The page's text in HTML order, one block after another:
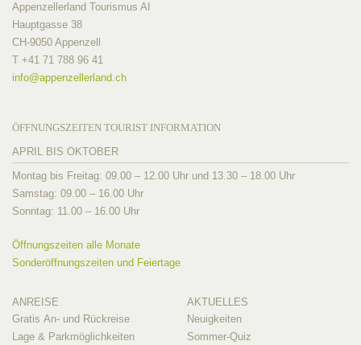
Appenzellerland Tourismus AI
Hauptgasse 38
CH-9050 Appenzell
T +41 71 788 96 41
info@appenzellerland.ch
ÖFFNUNGSZEITEN TOURIST INFORMATION
APRIL BIS OKTOBER
Montag bis Freitag: 09.00 – 12.00 Uhr und 13.30 – 18.00 Uhr
Samstag: 09.00 – 16.00 Uhr
Sonntag: 11.00 – 16.00 Uhr
Öffnungszeiten alle Monate
Sonderöffnungszeiten und Feiertage
ANREISE
Gratis An- und Rückreise
Lage & Parkmöglichkeiten
AKTUELLES
Neuigkeiten
Sommer-Quiz